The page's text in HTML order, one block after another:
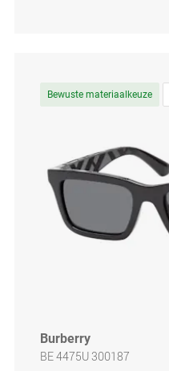
Bewuste materiaalkeuze
Burberry
BE 4475U 300187